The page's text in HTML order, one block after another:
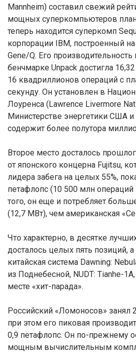
Mannheim) составил свежий
мощных суперкомпьютеров
теперь находится суперкомп
корпорации IBM, построенный
Gene/Q. Его производительность
бенчмарке Unpack достигла
16 квадриллионов операций с
секунду. Он установлен в
Лоуренса (Lawrence Livermore
Министерстве энергетики США
содержит более полутора
Второе место досталось
от японского концерна Fujitsu,
лидера забега на целых 55%,
петафлопс (10 500 млн
того, он еще и потребляет
(12,7 МВт), чем американская
Что характерно, в десятке
досталось целых пять позиций,
китайская система Dawning:
из Поднебесной, NUDT: Tianhe-
месте «хит-парада».
Российский «Ломоносов» занял
при этом его пиковая
0,9 петафлопс. Он по-прежнему
мощным вычислительным